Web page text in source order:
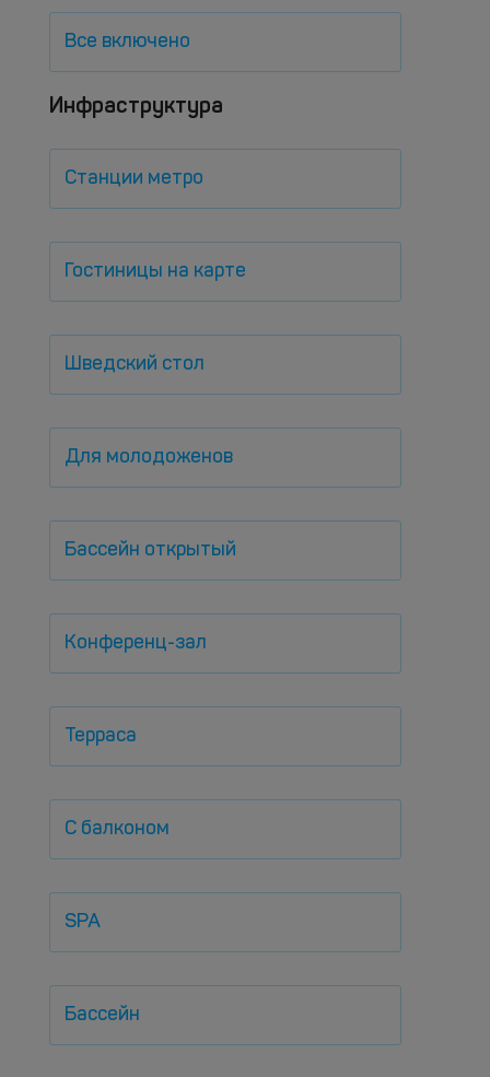
Все включено
Инфраструктура
Станции метро
Гостиницы на карте
Шведский стол
Для молодоженов
Бассейн открытый
Конференц-зал
Терраса
С балконом
SPA
Бассейн